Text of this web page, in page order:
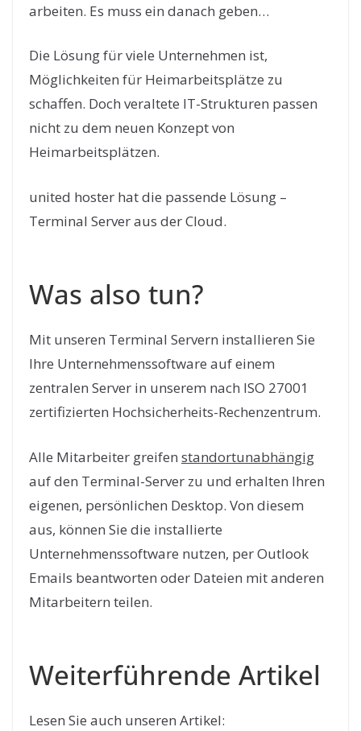
arbeiten. Es muss ein danach geben…
Die Lösung für viele Unternehmen ist,
Möglichkeiten für Heimarbeitsplätze zu
schaffen. Doch veraltete IT-Strukturen passen
nicht zu dem neuen Konzept von
Heimarbeitsplätzen.
united hoster hat die passende Lösung –
Terminal Server aus der Cloud.
Was also tun?
Mit unseren Terminal Servern installieren Sie
Ihre Unternehmenssoftware auf einem
zentralen Server in unserem nach ISO 27001
zertifizierten Hochsicherheits-Rechenzentrum.
Alle Mitarbeiter greifen standortunabhängig
auf den Terminal-Server zu und erhalten Ihren
eigenen, persönlichen Desktop. Von diesem
aus, können Sie die installierte
Unternehmenssoftware nutzen, per Outlook
Emails beantworten oder Dateien mit anderen
Mitarbeitern teilen.
Weiterführende Artikel
Lesen Sie auch unseren Artikel: